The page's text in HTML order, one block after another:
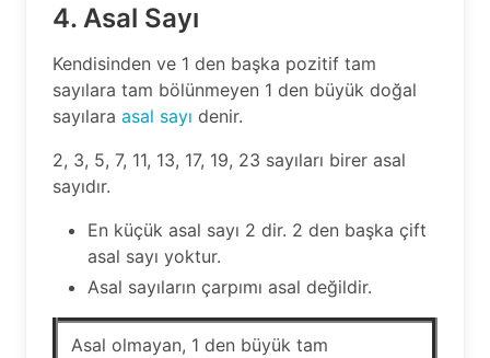
4. Asal Sayı
Kendisinden ve 1 den başka pozitif tam
sayılara tam bölünmeyen 1 den büyük doğal
sayılara asal sayı denir.
2, 3, 5, 7, 11, 13, 17, 19, 23 sayıları birer asal
sayıdır.
En küçük asal sayı 2 dir. 2 den başka çift
asal sayı yoktur.
Asal sayıların çarpımı asal değildir.
Asal olmayan, 1 den büyük tam